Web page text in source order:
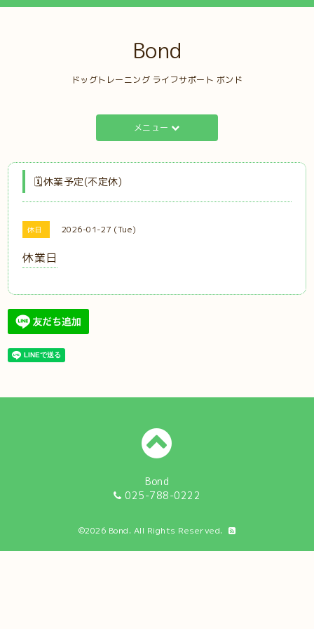
Bond
ドッグトレーニング ライフサポート ボンド
メニュー
🗓️休業予定(不定休)
休日 2026-01-27 (Tue)
休業日
Bond
025-788-0222
©2026 Bond. All Rights Reserved.